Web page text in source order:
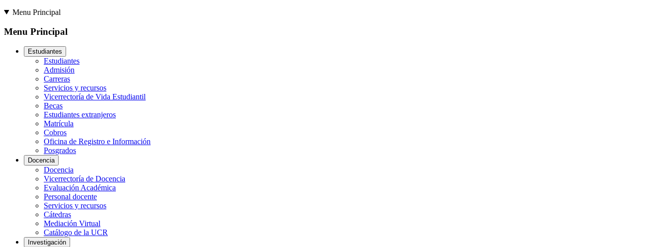
Menu Principal
Menu Principal
Estudiantes
Estudiantes
Admisión
Carreras
Servicios y recursos
Vicerrectoría de Vida Estudiantil
Becas
Estudiantes extranjeros
Matrícula
Cobros
Oficina de Registro e Información
Posgrados
Docencia
Docencia
Vicerrectoría de Docencia
Evaluación Académica
Personal docente
Servicios y recursos
Cátedras
Mediación Virtual
Catálogo de la UCR
Investigación